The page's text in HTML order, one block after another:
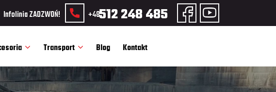
Infolinia ZADZWOŃ! +48512 248 485
Transport Blog Kontakt